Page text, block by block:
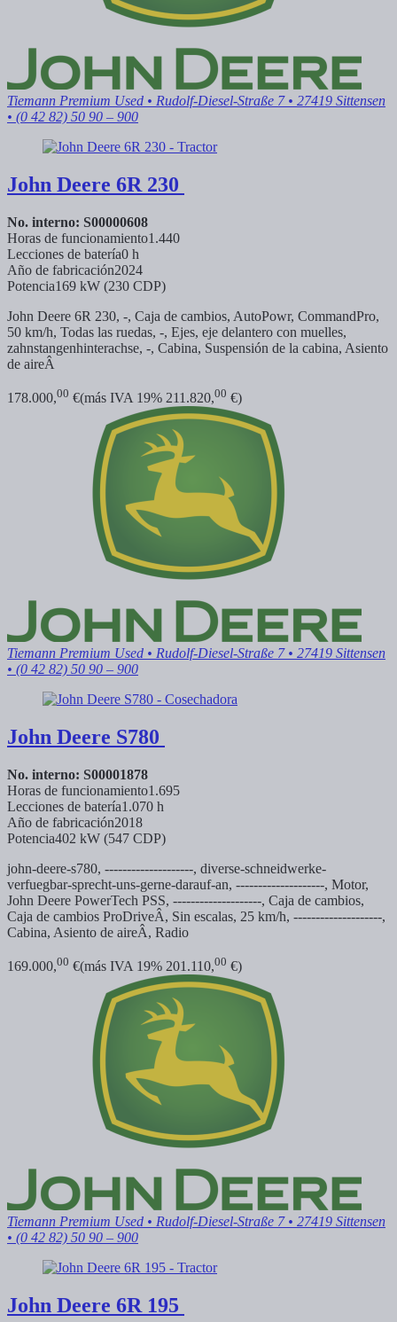
Tiemann Premium Used • Rudolf-Diesel-Straße 7 • 27419 Sittensen
• (0 42 82) 50 90 – 900
John Deere 6R 230
No. interno: S00000608
Horas de funcionamiento1.440
Lecciones de batería0 h
Año de fabricación2024
Potencia169 kW (230 CDP)
John Deere 6R 230, -, Caja de cambios, AutoPowr, CommandPro,
50 km/h, Todas las ruedas, -, Ejes, eje delantero con muelles,
zahnstangenhinterachse, -, Cabina, Suspensión de la cabina, Asiento
de aireÂ
178.000,00 €(más IVA 19% 211.820,00 €)
Tiemann Premium Used • Rudolf-Diesel-Straße 7 • 27419 Sittensen
• (0 42 82) 50 90 – 900
John Deere S780
No. interno: S00001878
Horas de funcionamiento1.695
Lecciones de batería1.070 h
Año de fabricación2018
Potencia402 kW (547 CDP)
john-deere-s780, --------------------, diverse-schneidwerke-
verfuegbar-sprecht-uns-gerne-darauf-an, --------------------, Motor,
John Deere PowerTech PSS, --------------------, Caja de cambios,
Caja de cambios ProDriveÂ, Sin escalas, 25 km/h, --------------------,
Cabina, Asiento de aireÂ, Radio
169.000,00 €(más IVA 19% 201.110,00 €)
Tiemann Premium Used • Rudolf-Diesel-Straße 7 • 27419 Sittensen
• (0 42 82) 50 90 – 900
John Deere 6R 195